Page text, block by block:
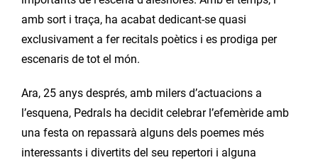
amb sort i traça, ha acabat dedicant-se quasi
exclusivament a fer recitals poètics i es prodiga per
escenaris de tot el món.
Ara, 25 anys després, amb milers d’actuacions a
l’esquena, Pedrals ha decidit celebrar l’efemèride amb
una festa on repassarà alguns dels poemes més
interessants i divertits del seu repertori i alguna